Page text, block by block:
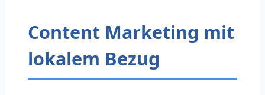
Content Marketing mit
lokalem Bezug